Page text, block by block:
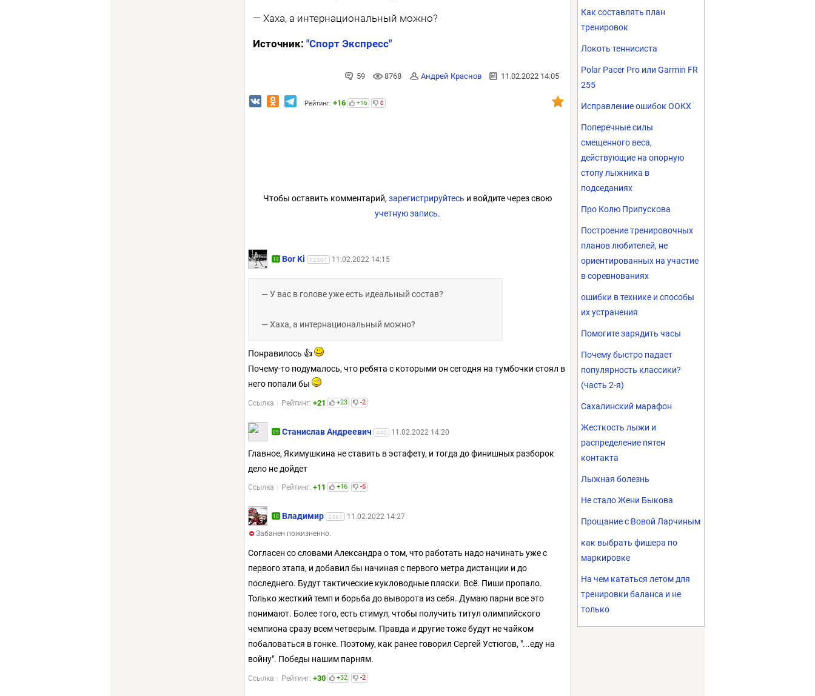
— Хаха, а интернациональный можно?
Источник: "Спорт Экспресс"
59 8768 Андрей Краснов 11.02.2022 14:05
Рейтинг: +16 +16 0
Чтобы оставить комментарий,зарегистрируйтесь и войдите через свою
учетную запись.
19 Bor Ki 12501 11.02.2022 14:15
— У вас в голове уже есть идеальный состав?
— Хаха, а интернациональный можно?
Понравилось 👍
Почему-то подумалось, что ребята с которыми он сегодня на тумбочки стоял в
него попали бы
Ссылка Рейтинг: +21 +23 -2
09 Станислав Андреевич 440 11.02.2022 14:20
Главное, Якимушкина не ставить в эстафету, и тогда до финишных разборок
дело не дойдет
Ссылка Рейтинг: +11 +16 -5
10 Владимир 2467
11.02.2022 14:27
Забанен пожизненно.
Согласен со словами Александра о том, что работать надо начинать уже с
первого этапа, и добавил бы начиная с первого метра дистанции и до
последнего. Будут тактические кукловодные пляски. Всё. Пиши пропало.
Только жесткий темп и борьба до выворота из себя. Думаю парни все это
понимают. Более того, есть стимул, чтобы получить титул олимпийского
чемпиона сразу всем четверым. Правда и другие тоже будут не чайком
побаловаться в гонке. Поэтому, как ранее говорил Сергей Устюгов, "...еду на
войну". Победы нашим парням.
Ссылка Рейтинг: +30 +32 -2
Как составлять план
тренировок
Локоть теннисиста
Polar Pacer Pro или Garmin FR
255
Исправление ошибок ООКХ
Поперечные силы
смещенного веса,
действующие на опорную
стопу лыжника в
подседаниях
Про Колю Припускова
Построение тренировочных
планов любителей, не
ориентированных на участие
в соревнованиях
ошибки в технике и способы
их устранения
Помогите зарядить часы
Почему быстро падает
популярность классики?
(часть 2-я)
Сахалинский марафон
Жесткость лыжи и
распределение пятен
контакта
Лыжная болезнь
Не стало Жени Быкова
Прощание с Вовой Ларчиным
как выбрать фишера по
маркировке
На чем кататься летом для
тренировки баланса и не
только